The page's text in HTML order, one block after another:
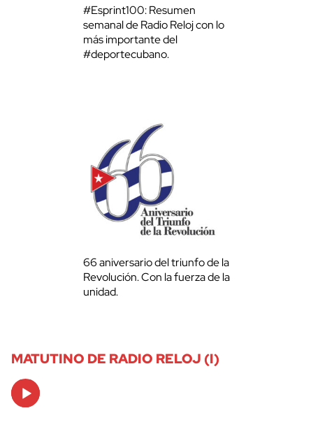
#Esprint100: Resumen
semanal de Radio Reloj con lo
más importante del
#deportecubano.
66 aniversario del triunfo de la
Revolución. Con la fuerza de la
unidad.
MATUTINO DE RADIO RELOJ (I)
Audio
Player